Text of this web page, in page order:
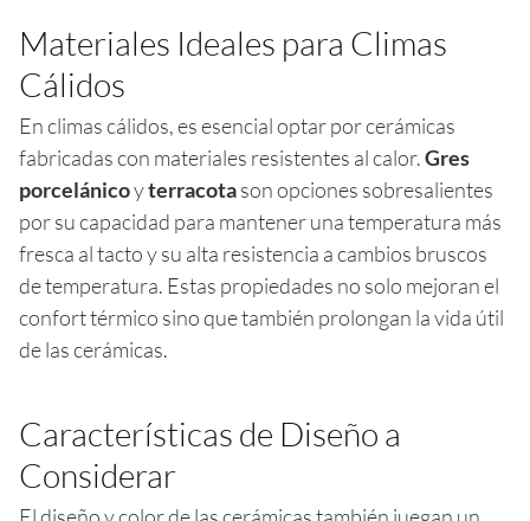
Materiales Ideales para Climas
Cálidos
En climas cálidos, es esencial optar por cerámicas
fabricadas con materiales resistentes al calor.Gres
porcelánicoyterracotason opciones sobresalientes
por su capacidad para mantener una temperatura más
fresca al tacto y su alta resistencia a cambios bruscos
de temperatura. Estas propiedades no solo mejoran el
confort térmico sino que también prolongan la vida útil
de las cerámicas.
Características de Diseño a
Considerar